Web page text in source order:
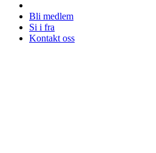
Bli medlem
Si i fra
Kontakt oss